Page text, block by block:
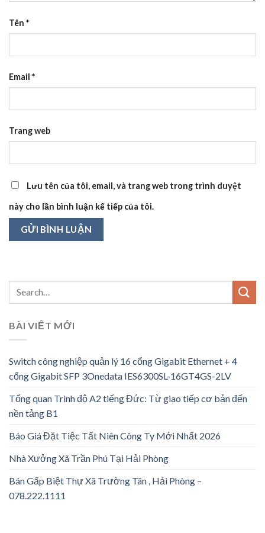
Tên *
Email *
Trang web
Lưu tên của tôi, email, và trang web trong trình duyệt
này cho lần bình luận kế tiếp của tôi.
BÀI VIẾT MỚI
Switch công nghiệp quản lý 16 cổng Gigabit Ethernet + 4
cổng Gigabit SFP 3Onedata IES6300SL-16GT4GS-2LV
Tổng quan Trình độ A2 tiếng Đức: Từ giao tiếp cơ bản đến
nền tảng B1
Báo Giá Đặt Tiệc Tất Niên Công Ty Mới Nhất 2026
Nhà Xưởng Xã Trần Phú Tại Hải Phòng
Bán Gấp Biệt Thự Xã Trường Tân , Hải Phòng –
078.222.1111